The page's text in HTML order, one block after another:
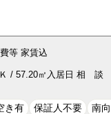
等 家賃込
/57.20㎡ 入居日相 談
き有 保証人不要 南